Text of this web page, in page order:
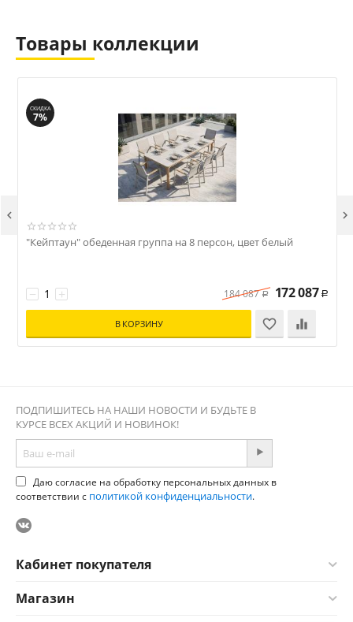
Товары коллекции
СКИДКА
7%
"Кейптаун" обеденная группа на 8 персон, цвет белый
+
− 184 087 Р 172 087 Р
В КОРЗИНУ
 
ПОДПИШИТЕСЬ НА НАШИ НОВОСТИ И БУДЬТЕ В
КУРСЕ ВСЕХ АКЦИЙ И НОВИНОК!
Даю согласие на обработку персональных данных в
соответствии с политикой конфиденциальности.
Кабинет покупателя
Магазин